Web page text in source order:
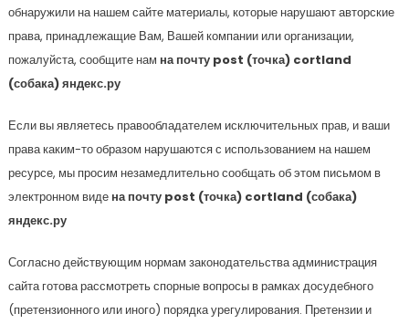
обнаружили на нашем сайте материалы, которые нарушают авторские
права, принадлежащие Вам, Вашей компании или организации,
пожалуйста, сообщите нам на почту post (точка) cortland
(собака) яндекс.ру
Если вы являетесь правообладателем исключительных прав, и ваши
права каким-то образом нарушаются с использованием на нашем
ресурсе, мы просим незамедлительно сообщать об этом письмом в
электронном виде на почту post (точка) cortland (собака)
яндекс.ру
Согласно действующим нормам законодательства администрация
сайта готова рассмотреть спорные вопросы в рамках досудебного
(претензионного или иного) порядка урегулирования. Претензии и